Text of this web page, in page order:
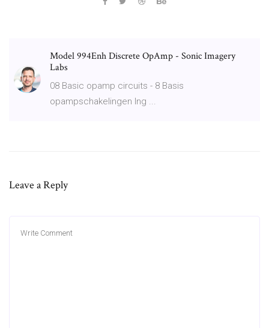
Model 994Enh Discrete OpAmp - Sonic Imagery
Labs
08 Basic opamp circuits - 8 Basis
opampschakelingen Ing ...
Leave a Reply